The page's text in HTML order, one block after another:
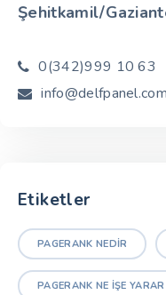
Şehitkamil/
0(342)999 10 63
Etiketler
PAGERANK NEDIR
PAGERANK NE IŞE YARAR